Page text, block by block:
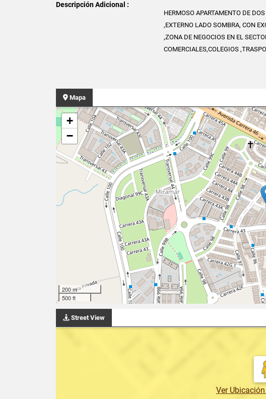
Descripción Adicional :
HERMOSO APARTAMENTO DE
,EXTERNO LADO SOMBRA, CON
,ZONA DE NEGOCIOS EN EL
COMERCIALES,COLEGIOS
Mapa
+
−
200 m
500 ft
Street View
Ver Ubicación